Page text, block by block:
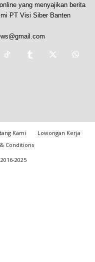
yang menyajikan berita
PT Visi Siber Banten
Kami
Lowongan Kerja
Conditions
2025